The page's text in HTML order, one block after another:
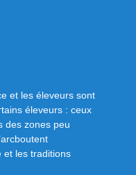
et les éleveurs sont
éleveurs : ceux
des zones peu
et les traditions